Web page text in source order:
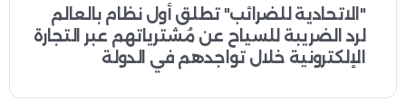
"الاتحادية للضرائب" تطلق أول نظام بالعالم
لرد الضريبة للسياح عن مُشترياتهم عبر التجارة
الإلكترونية خلال تواجدهم في الدولة